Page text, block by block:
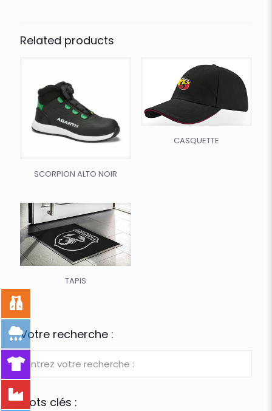
Related products
SCORPION ALTO NOIR
CASQUETTE
TAPIS
Votre recherche :
Mots clés :